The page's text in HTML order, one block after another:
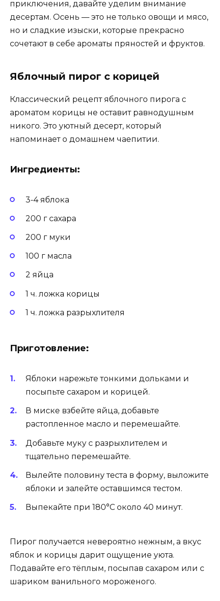
приключения, давайте уделим внимание
десертам. Осень — это не только овощи и мясо,
но и сладкие изыски, которые прекрасно
сочетают в себе ароматы пряностей и фруктов.
Яблочный пирог с корицей
Классический рецепт яблочного пирога с
ароматом корицы не оставит равнодушным
никого. Это уютный десерт, который
напоминает о домашнем чаепитии.
Ингредиенты:
3-4 яблока
200 г сахара
200 г муки
100 г масла
2 яйца
1 ч. ложка корицы
1 ч. ложка разрыхлителя
Приготовление:
Яблоки нарежьте тонкими дольками и
посыпьте сахаром и корицей.
В миске взбейте яйца, добавьте
растопленное масло и перемешайте.
Добавьте муку с разрыхлителем и
тщательно перемешайте.
Вылейте половину теста в форму, выложите
яблоки и залейте оставшимся тестом.
Выпекайте при 180°C около 40 минут.
Пирог получается невероятно нежным, а вкус
яблок и корицы дарит ощущение уюта.
Подавайте его тёплым, посыпав сахаром или с
шариком ванильного мороженого.